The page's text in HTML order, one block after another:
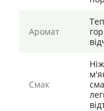
Аромат
Смак